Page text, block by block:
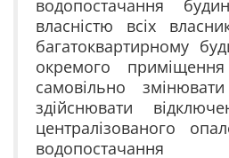
водопостачання
власністю всіх
багатоквартирному
окремого
самовільно
здійснювати
централізованого